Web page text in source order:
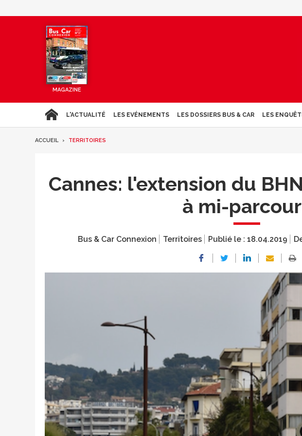
MAGAZINE
L'ACTUALITÉ LES EVÉNEMENTS LES DOSSIERS BUS & CAR LES
ACCUEIL TERRITOIRES
Cannes: l'extension du
à mi-
Bus & Car Connexion Territoires Publié le : 18.04.2019